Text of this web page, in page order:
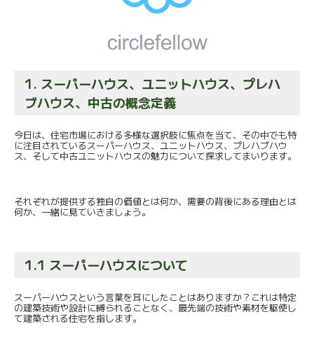
1. スーパーハウス、ユニットハウス、プレハ
ブハウス、 中古の概念定義
今日は、住宅市場における多様な選択肢に焦点を当て、 その中でも特
に注目されているスーパーハウス、ユニットハウス、 プレハブハウ
ス、 そして中古ユニットハウスの魅力について探求してまいります。
それぞれが提供する独自の価値とは何か、 需要の背後にある理由とは
何か、一緒に見ていきましょう。
1.1 スーパーハウスについて
スーパーハウスという言葉を耳にしたことはありますか？ これは特定
の建築技術や設計に縛られることなく、 最先端の技術や素材を駆使し
て建築される住宅を指します。